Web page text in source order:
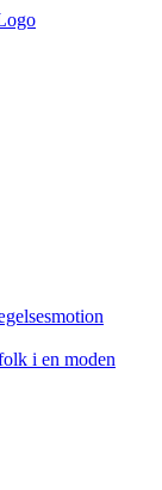
i en moden